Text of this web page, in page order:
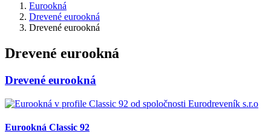
Eurookná
Drevené eurookná
Drevené eurookná
Drevené eurookná
Drevené eurookná
Eurookná Classic 92